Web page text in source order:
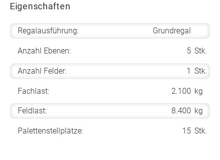
Eigenschaften
Regalausführung: Grundregal
Anzahl Ebenen: 5 Stk.
Anzahl Felder: 1 Stk.
Fachlast: 2.100 kg
Feldlast: 8.400 kg
Palettenstellplätze: 15 Stk.